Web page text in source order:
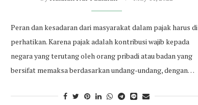
Peran dan kesadaran dari masyarakat dalam pajak harus di
perhatikan. Karena pajak adalah kontribusi wajib kepada
negara yang terutang oleh orang pribadi atau badan yang
bersifat memaksa berdasarkan undang-undang, dengan…